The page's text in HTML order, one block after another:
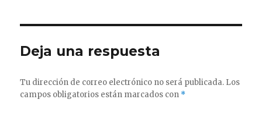
Deja una respuesta
Tu dirección de correo electrónico no será publicada. Los
campos obligatorios están marcados con *